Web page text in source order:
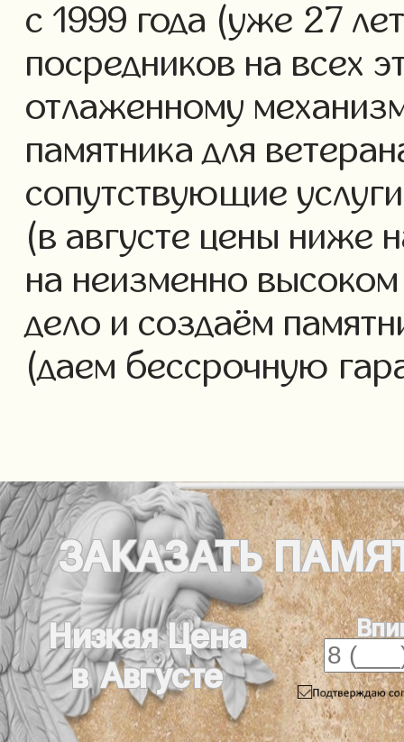
с 1999 года (уже 27
посредников на всех
отлаженному
памятника для
сопутствующие
(в августе цены ниже
на неизменно
дело и создаём
(даем бессрочную
ЗАКАЗАТЬ
Низкая Цена
в Августе